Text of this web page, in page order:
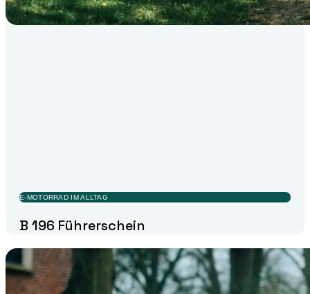
E-MOTORRAD IM ALLTAG
B 196 Führerschein